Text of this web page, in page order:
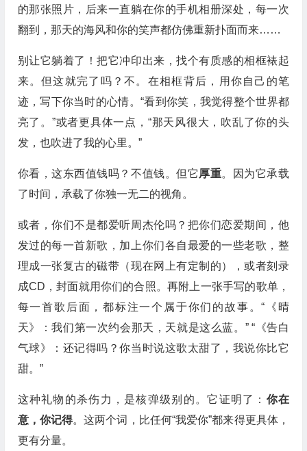
的那张照片，后来一直躺在你的手机相册深处，每一次
翻到，那天的海风和你的笑声都仿佛重新扑面而来……
别让它躺着了！把它冲印出来，找个有质感的相框裱起
来。但这就完了吗？不。在相框背后，用你自己的笔
迹，写下你当时的心情。“看到你笑，我觉得整个世界都
亮了。”或者更具体一点，“那天风很大，吹乱了你的头
发，也吹进了我的心里。”
你看，这东西值钱吗？不值钱。但它 厚重。因为它承载
了时间，承载了你独一无二的视角。
或者，你们不是都爱听周杰伦吗？把你们恋爱期间，他
发过的每一首新歌，加上你们各自最爱的一些老歌，整
理成一张复古的磁带（现在网上有定制的），或者刻录
成CD，封面就用你们的合照。再附上一张手写的歌单，
每一首歌后面，都标注一个属于你们的故事。“《晴
天》：我们第一次约会那天，天就是这么蓝。” “《告白
气球》：还记得吗？你当时说这歌太甜了，我说你比它
甜。”
这种礼物的杀伤力，是核弹级别的。它证明了： 你在
意，你记得。这两个词，比任何“我爱你”都来得更具体，
更有分量。